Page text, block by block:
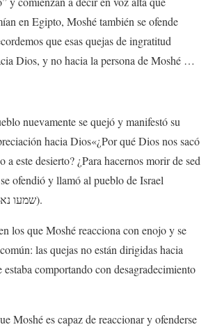
en Egipto, Moshé también se ofende
que esas quejas de ingratitud
Dios, y no hacia la persona de Moshé …
nuevamente se quejó y manifestó su
hacia Dios«¿Por qué Dios nos sacó
a este desierto? ¿Para hacernos morir de sed
ofendió y llamó al pueblo de Israel
שמעו נא ).
los que Moshé reacciona con enojo y se
las quejas no están dirigidas hacia
comportando con desagradecimiento
Moshé es capaz de reaccionar y ofenderse